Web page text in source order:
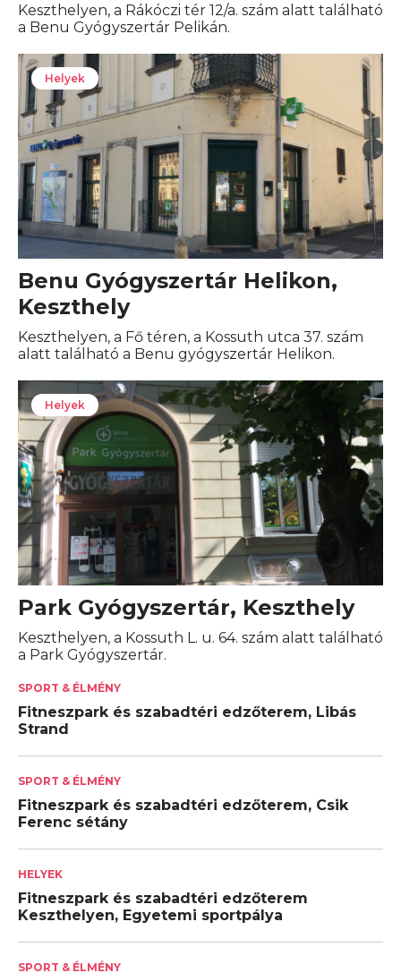
Keszthelyen, a Rákóczi tér 12/a. szám alatt található
a Benu Gyógyszertár Pelikán.
Helyek
Benu Gyógyszertár Helikon,
Keszthely
Keszthelyen, a Fő téren, a Kossuth utca 37. szám
alatt található a Benu gyógyszertár Helikon.
Helyek
Park Gyógyszertár, Keszthely
Keszthelyen, a Kossuth L. u. 64. szám alatt található
a Park Gyógyszertár.
SPORT & ÉLMÉNY
Fitneszpark és szabadtéri edzőterem, Libás
Strand
SPORT & ÉLMÉNY
Fitneszpark és szabadtéri edzőterem, Csik
Ferenc sétány
HELYEK
Fitneszpark és szabadtéri edzőterem
Keszthelyen, Egyetemi sportpálya
SPORT & ÉLMÉNY